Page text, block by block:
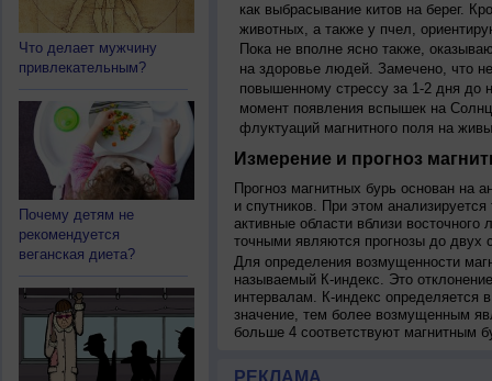
Что делает мужчину
привлекательным?
Почему детям не
рекомендуется
веганская диета?
как выбрасывание китов на берег.
животных, а также у пчел,
Пока не вполне ясно также,
на здоровье людей. Замечено, что
повышенному стрессу за 1-2 дня до
момент появления вспышек на
флуктуаций магнитного поля на
Измерение и прогноз
Прогноз магнитных бурь основан на
и спутников. При этом
активные области вблизи
точными являются прогнозы до двух
Для определения возмущенности
называемый К-индекс. Это
интервалам. К-индекс определяется
значение, тем более возмущенным
больше 4 соответствуют магнитным
РЕКЛАМА